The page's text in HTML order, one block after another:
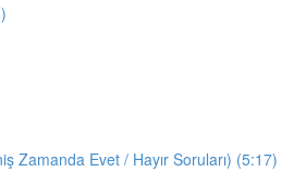
Zamanda Evet / Hayır Soruları) (5:17)